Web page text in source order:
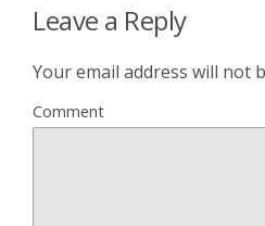
Leave a Reply
Your email address will not
Comment